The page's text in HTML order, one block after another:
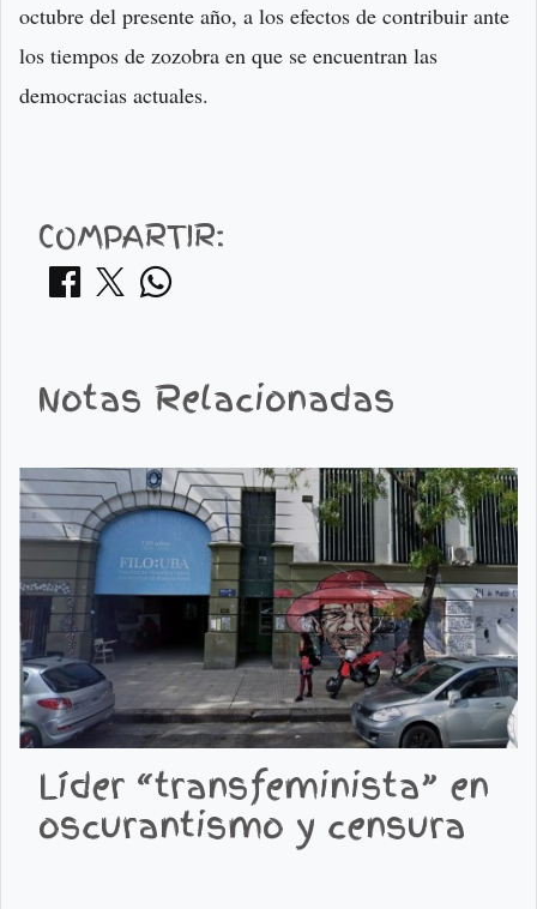
octubre del presente año, a los efectos de contribuir ante
los tiempos de zozobra en que se encuentran las
democracias actuales.
COMPARTIR:
Notas Relacionadas
Líder “transfeminista” en
oscurantismo y censura